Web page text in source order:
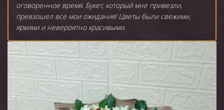
оговоренное время. Букет, который мне привезли,
превзошел все мои ожидания! Цветы были свежими,
яркими и невероятно красивыми.